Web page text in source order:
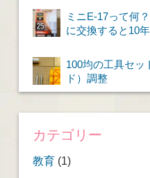
ミニE-17って何
に交換すると10
100均の工具セッ
ド）調整
カテゴリー
教育(1)